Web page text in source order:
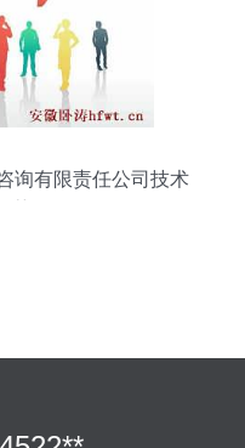
询有限责任公司技术